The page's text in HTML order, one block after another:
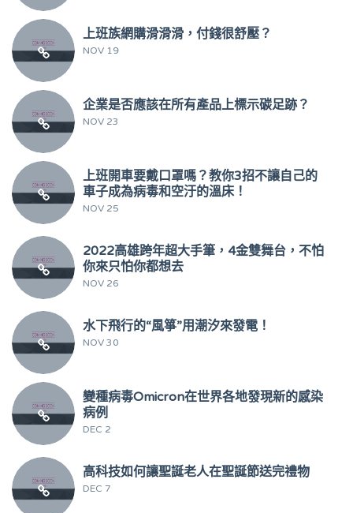
上班族網購滑滑滑，付錢很舒壓？
NOV 19
企業是否應該在所有產品上標示碳足跡？
NOV 23
上班開車要戴口罩嗎？教你3招不讓自己的
車子成為病毒和空汙的溫床！
NOV 25
2022高雄跨年超大手筆，4金雙舞台，不怕
你來只怕你都想去
NOV 26
水下飛行的“風箏”用潮汐來發電！
NOV 30
變種病毒Omicron在世界各地發現新的感染
病例
DEC 2
高科技如何讓聖誕老人在聖誕節送完禮物
DEC 7